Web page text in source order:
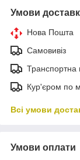
Умови
Нова Пошта
Самовивіз
Транспортна
Кур'єром по
Всі умови
Умови оплати